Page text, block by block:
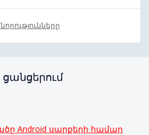
հասանելի դարձնենք
: Մեր թիմը
անվճար արագ
ձեր նախընտրած
Android սարքերի համար